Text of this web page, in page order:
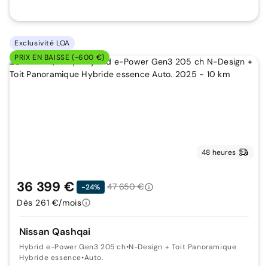
Exclusivité LOA
PRIX EN BAISSE (-600 €)
48 heures
Nissan Qashqai
Hybrid e-Power Gen3 205 ch•N-Design + Toit Panoramique
Hybride essence•Auto.
36 399 € -24%
47 650 €
Dès 261 €/mois